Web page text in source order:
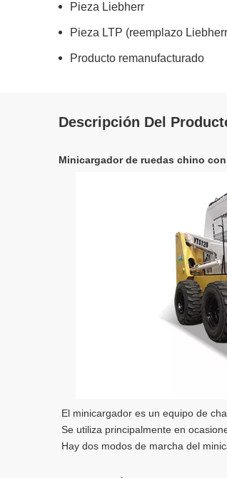
Pieza Liebherr
Pieza LTP (reemplazo
Producto remanufacturado
Descripción Del
Minicargador de ruedas chino
El minicargador es un equipo de
Se utiliza principalmente en
Hay dos modos de marcha del